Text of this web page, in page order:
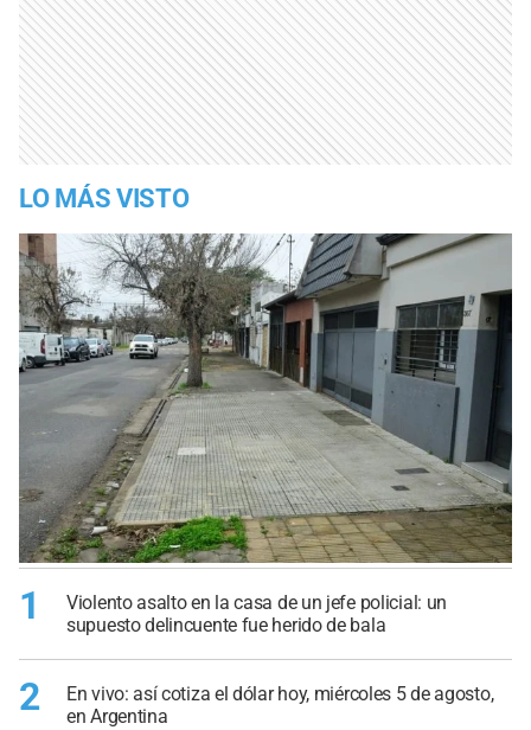
LO MÁS VISTO
1
Violento asalto en la casa de un jefe policial: un
supuesto delincuente fue herido de bala
2
En vivo: así cotiza el dólar hoy, miércoles 5 de agosto,
en Argentina